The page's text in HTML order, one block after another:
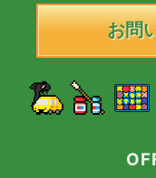
お問